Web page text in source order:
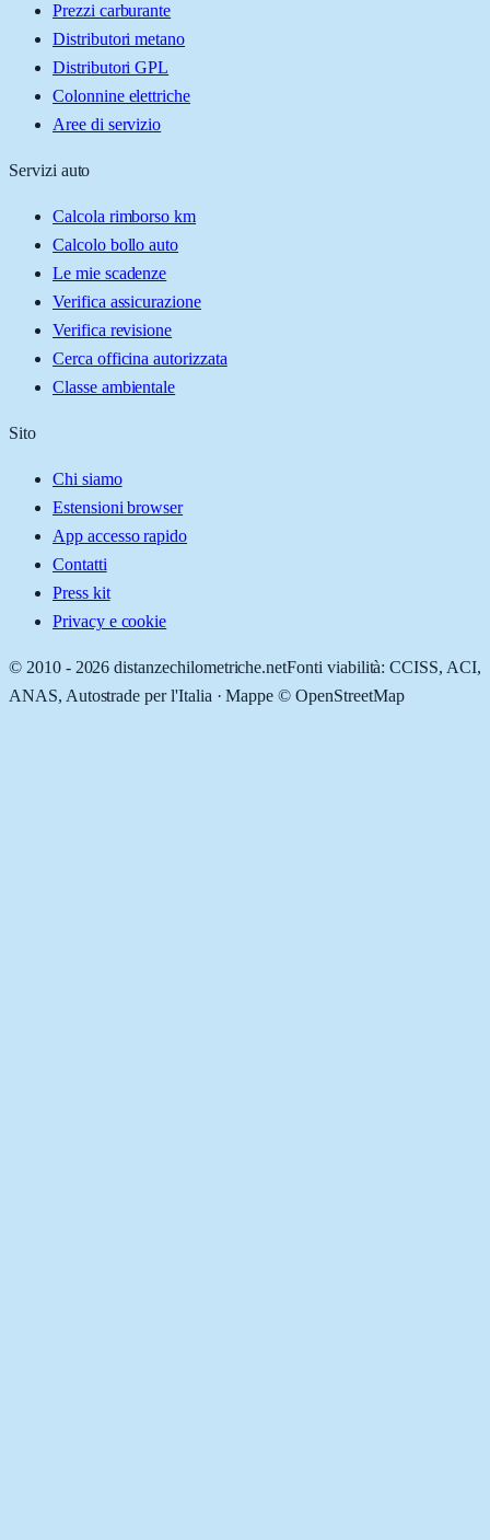
Prezzi carburante
Distributori metano
Distributori GPL
Colonnine elettriche
Aree di servizio
Servizi auto
Calcola rimborso km
Calcolo bollo auto
Le mie scadenze
Verifica assicurazione
Verifica revisione
Cerca officina autorizzata
Classe ambientale
Sito
Chi siamo
Estensioni browser
App accesso rapido
Contatti
Press kit
Privacy e cookie
© 2010 - 2026 distanzechilometriche.netFonti viabilità: CCISS, ACI,
ANAS, Autostrade per l'Italia · Mappe © OpenStreetMap